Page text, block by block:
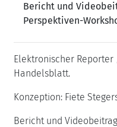
Bericht und
Perspektiven-
Elektronischer
Handelsblatt.
Konzeption: Fiete
Bericht und